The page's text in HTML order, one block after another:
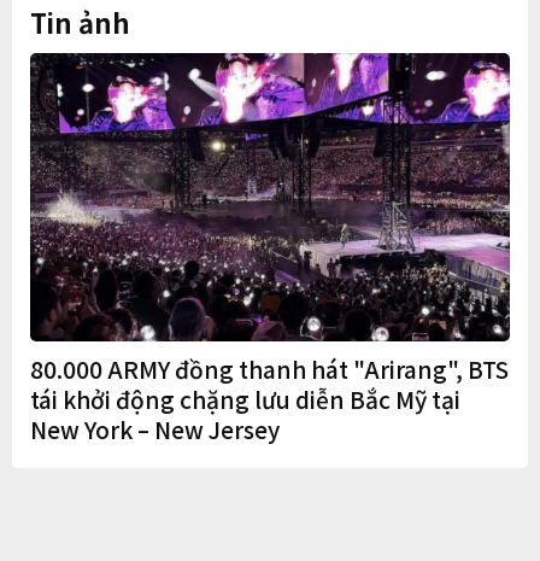
Tin ảnh
80.000 ARMY đồng thanh hát "Arirang", BTS
tái khởi động chặng lưu diễn Bắc Mỹ tại
New York – New Jersey